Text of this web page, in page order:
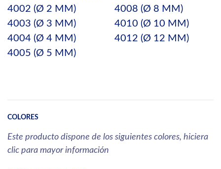
4002 (Ø 2 MM)
4003 (Ø 3 MM)
4004 (Ø 4 MM)
4005 (Ø 5 MM)
4008 (Ø 8 MM)
4010 (Ø 10 MM)
4012 (Ø 12 MM)
COLORES
Este producto dispone de los siguientes colores, hiciera
clic para mayor información